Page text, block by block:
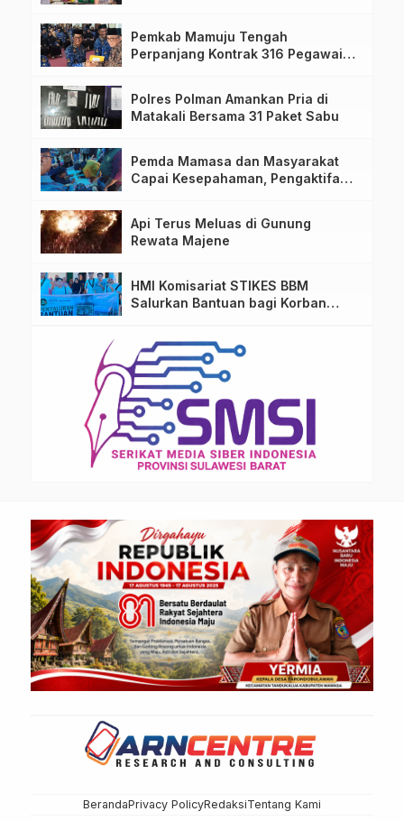
Pemkab Mamuju Tengah
Perpanjang Kontrak 316 Pegawai
Polres Polman Amankan Pria di
Matakali Bersama 31 Paket Sabu
Pemda Mamasa dan Masyarakat
Capai Kesepahaman, Pengaktifan
Api Terus Meluas di Gunung
Rewata Majene
HMI Komisariat STIKES BBM
Salurkan Bantuan bagi Korban
BerandaPrivacy PolicyRedaksiTentang Kami